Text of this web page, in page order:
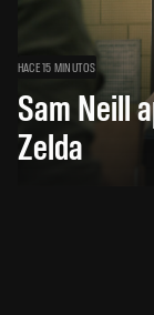
HACE 15 MINUTOS
Sam Neill
Zelda